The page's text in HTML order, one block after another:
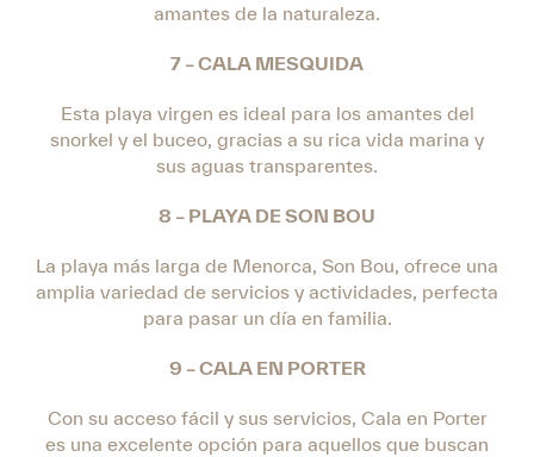
amantes de la naturaleza.
7 – CALA MESQUIDA
Esta playa virgen es ideal para los amantes del
snorkel y el buceo, gracias a su rica vida marina y
sus aguas transparentes.
8 – PLAYA DE SON BOU
La playa más larga de Menorca, Son Bou, ofrece una
amplia variedad de servicios y actividades, perfecta
para pasar un día en familia.
9 – CALA EN PORTER
Con su acceso fácil y sus servicios, Cala en Porter
es una excelente opción para aquellos que buscan